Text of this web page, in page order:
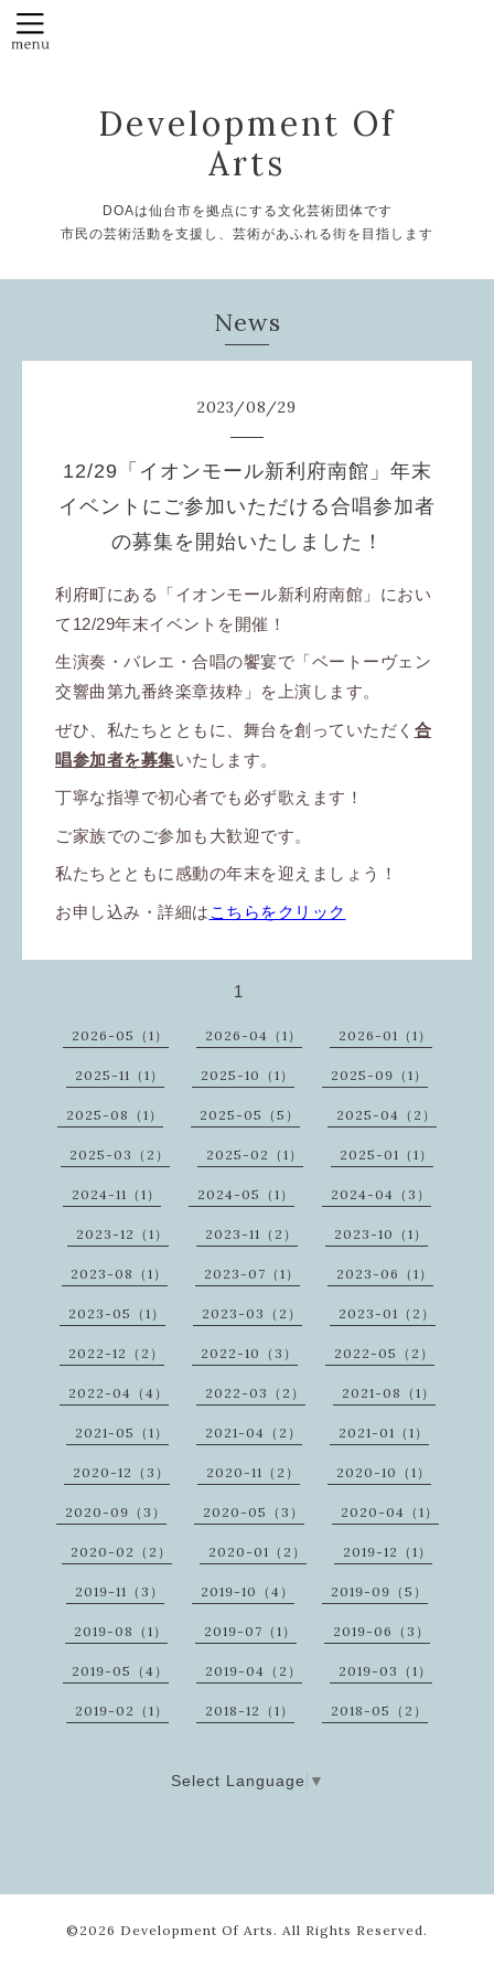
Development Of
Arts
DOAは仙台市を拠点にする文化芸術団体です
市民の芸術活動を支援し、芸術があふれる街を目指します
News
2023/08/29
12/29「イオンモール新利府南館」年末
イベントにご参加いただける合唱参加者
の募集を開始いたしました！
利府町にある「イオンモール新利府南館」におい
て12/29年末イベントを開催！
生演奏・バレエ・合唱の饗宴で「ベートーヴェン
交響曲第九番終楽章抜粋」を上演します。
ぜひ、私たちとともに、舞台を創っていただく 合
唱参加者を募集いたします。
丁寧な指導で初心者でも必ず歌えます！
ご家族でのご参加も大歓迎です。
私たちとともに感動の年末を迎えましょう！
お申し込み・詳細は こちらをクリック
1
2026-05（1） 2026-04（1） 2026-01（1）
2025-11（1） 2025-10（1） 2025-09（1）
2025-08（1） 2025-05（5） 2025-04（2）
2025-03（2） 2025-02（1） 2025-01（1）
2024-11（1） 2024-05（1） 2024-04（3）
2023-12（1） 2023-11（2） 2023-10（1）
2023-08（1） 2023-07（1） 2023-06（1）
2023-05（1） 2023-03（2） 2023-01（2）
2022-12（2） 2022-10（3） 2022-05（2）
2022-04（4） 2022-03（2） 2021-08（1）
2021-05（1） 2021-04（2） 2021-01（1）
2020-12（3） 2020-11（2） 2020-10（1）
2020-09（3） 2020-05（3） 2020-04（1）
2020-02（2） 2020-01（2） 2019-12（1）
2019-11（3） 2019-10（4） 2019-09（5）
2019-08（1） 2019-07（1） 2019-06（3）
2019-05（4） 2019-04（2） 2019-03（1）
2019-02（1） 2018-12（1） 2018-05（2）
Select Language ▼
©2026 Development Of Arts . All Rights Reserved.